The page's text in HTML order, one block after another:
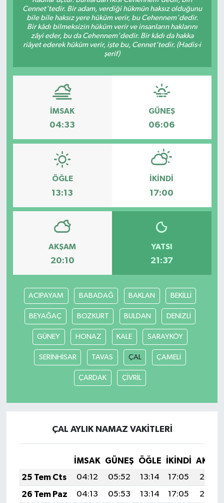
Cennet'tedir. Bir adam, verdiği hükmün haksız olduğunu
bile bile haksız yere hüküm verir, bu Cehennem'dedir.
Bir kâdı bilmeksizin hüküm verir ve insanların haklarını
zâyi eder, bu da Cehennem'dedir. Bir kâdı da hakka
riâyet ederek hüküm verir, işte bu, Cennet'tedir. (Hadis-i
şerif)
İMSAK
04:33
GÜNEŞ
06:06
ÖĞLE
13:13
İKINDI
17:00
AKŞAM
20:10
YATSI
21:37
ACIPAYAM BABADAĞ BAKLAN BEKİLLİ
BEYAĞAÇ BOZKURT BULDAN DENİZLİ
GÜNEY HONAZ KALE SARAYKÖY
SERİNHİSAR TAVAS ÇAL ÇAMELİ
ÇARDAK ÇİVRİL
ÇAL AYLIK NAMAZ VAKITLERI
İMSAK GÜNEŞ ÖĞLE İKINDI
25 Tem Cts
04:12 05:52 13:14 17:05
20:26
26 Tem Paz
04:13 05:53 13:14 17:05
20:25